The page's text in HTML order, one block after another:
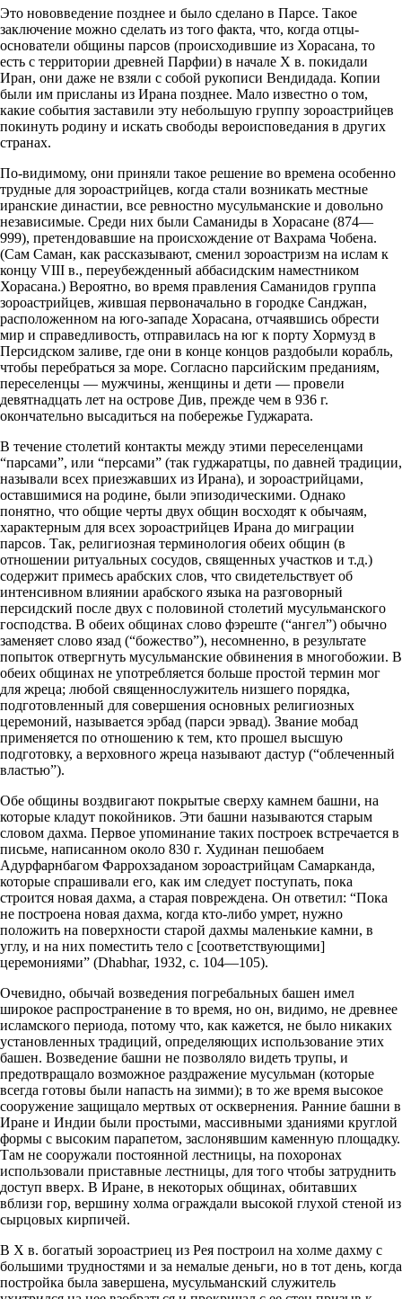
Это нововведение позднее и было сделано в Парсе. Такое
заключение можно сделать из того факта, что, когда отцы-
основатели общины парсов (происходившие из Хорасана, то
есть с территории древней Парфии) в начале Х в. покидали
Иран, они даже не взяли с собой рукописи Вендидада. Копии
были им присланы из Ирана позднее. Мало известно о том,
какие события заставили эту небольшую группу зороастрийцев
покинуть родину и искать свободы вероисповедания в других
странах.
По-видимому, они приняли такое решение во времена особенно
трудные для зороастрийцев, когда стали возникать местные
иранские династии, все ревностно мусульманские и довольно
независимые. Среди них были Саманиды в Хорасане (874—
999), претендовавшие на происхождение от Вахрама Чобена.
(Сам Саман, как рассказывают, сменил зороастризм на ислам к
концу VIII в., переубежденный аббасидским наместником
Хорасана.) Вероятно, во время правления Саманидов группа
зороастрийцев, жившая первоначально в городке Санджан,
расположенном на юго-западе Хорасана, отчаявшись обрести
мир и справедливость, отправилась на юг к порту Хормузд в
Персидском заливе, где они в конце концов раздобыли корабль,
чтобы перебраться за море. Согласно парсийским преданиям,
переселенцы — мужчины, женщины и дети — провели
девятнадцать лет на острове Див, прежде чем в 936 г.
окончательно высадиться на побережье Гуджарата.
В течение столетий контакты между этими переселенцами
“парсами”, или “персами” (так гуджаратцы, по давней традиции,
называли всех приезжавших из Ирана), и зороастрийцами,
оставшимися на родине, были эпизодическими. Однако
понятно, что общие черты двух общин восходят к обычаям,
характерным для всех зороастрийцев Ирана до миграции
парсов. Так, религиозная терминология обеих общин (в
отношении ритуальных сосудов, священных участков и т.д.)
содержит примесь арабских слов, что свидетельствует об
интенсивном влиянии арабского языка нa разговорный
персидский после двух с половиной столетий мусульманского
господства. В обеих общинах слово фэреште (“ангел”) обычно
заменяет слово язад (“божество”), несомненно, в результате
попыток отвергнуть мусульманские обвинения в многобожии. В
обеих общинах не употребляется больше простой термин мог
для жреца; любой священнослужитель низшего порядка,
подготовленный для совершения основных религиозных
церемоний, называется эрбад (парси эрвад). Звание мобад
применяется по отношению к тем, кто прошел высшую
подготовку, а верховного жреца называют дастур (“облеченный
властью”).
Обе общины воздвигают покрытые сверху камнем башни, на
которые кладут покойников. Эти башни называются старым
словом дахма. Первое упоминание таких построек встречается в
письме, написанном около 830 г. Худинан пешобаем
Адурфарнбагом Фаррохзаданом зороастрийцам Самарканда,
которые спрашивали его, как им следует поступать, пока
строится новая дахма, а старая повреждена. Он ответил: “Пока
не построена новая дахма, когда кто-либо умрет, нужно
положить на поверхности старой дахмы маленькие камни, в
углу, и на них поместить тело с [соответствующими]
церемониями” (Dhabhar, 1932, с. 104—105).
Очевидно, обычай возведения погребальных башен имел
широкое распространение в то время, но он, видимо, не древнее
исламского периода, потому что, как кажется, не было никаких
установленных традиций, определяющих использование этих
башен. Возведение башни не позволяло видеть трупы, и
предотвращало возможное раздражение мусульман (которые
всегда готовы были напасть на зимми); в то же время высокое
сооружение защищало мертвых от осквернения. Ранние башни в
Иране и Индии были простыми, массивными зданиями круглой
формы с высоким парапетом, заслонявшим каменную площадку.
Там не сооружали постоянной лестницы, на похоронах
использовали приставные лестницы, для того чтобы затруднить
доступ вверх. В Иране, в некоторых общинах, обитавших
вблизи гор, вершину холма ограждали высокой глухой стеной из
сырцовых кирпичей.
В Х в. богатый зороастриец из Рея построил на холме дахму с
большими трудностями и за немалые деньги, но в тот день, когда
постройка была завершена, мусульманский служитель